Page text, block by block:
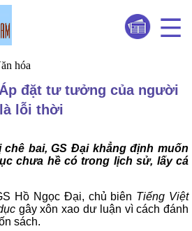
hóa
đặt tư tưởng của người
lỗi thời
bai, GS Đại khẳng định muốn
chưa hề có trong lịch sử, lấy cá
Hồ Ngọc Đại, chủ biên Tiếng Việt
gây xôn xao dư luận vì cách đánh
sách.